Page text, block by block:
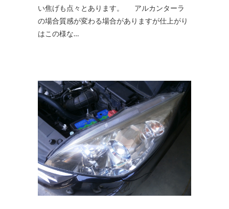
い焦げも点々とあります。 アルカンターラ
の場合質感が変わる場合がありますが仕上がり
はこの様な…